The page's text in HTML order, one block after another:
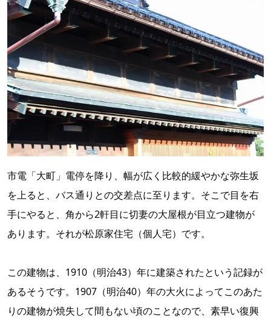
市電「大町」電停を降り、幅が広く比較的緩やかな弥生坂
を上ると、バス通りとの交差点に至ります。そこで目を右
手にやると、角から2軒目に切妻の大屋根が目立つ建物が
あります。それが松原家住宅（個人宅）です。
この建物は、1910（明治43）年に建築されたという記録が
あるそうです。1907（明治40）年の大火によってこのあた
りの建物が焼失して間もない頃のことなので、素早い復興